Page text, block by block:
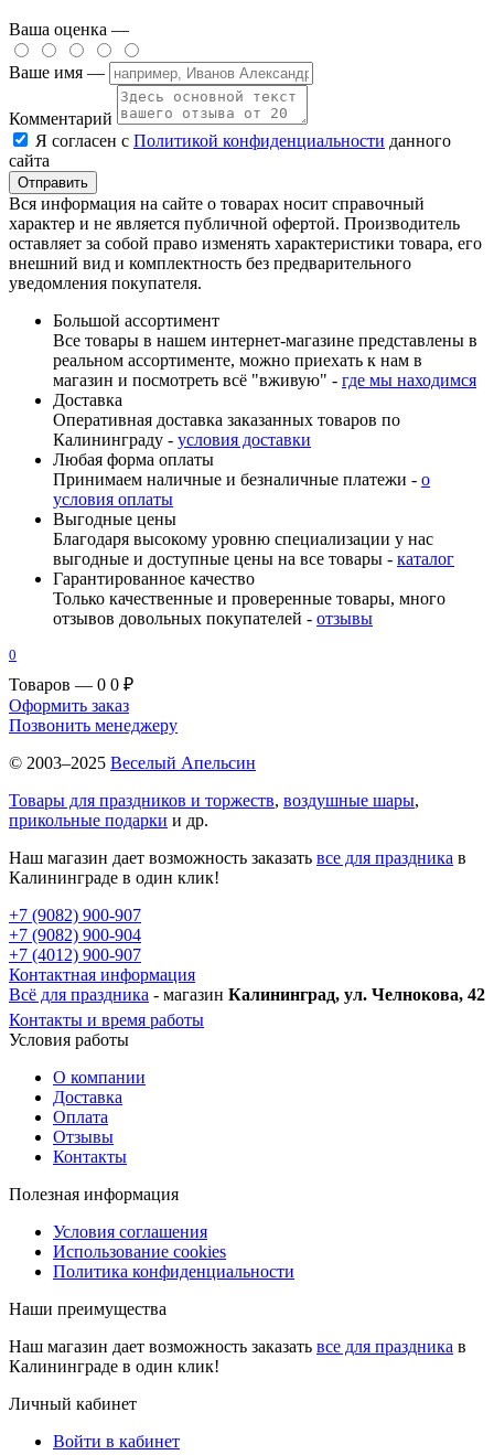
Ваша оценка —
Ваше имя —
Комментарий
Я согласен с Политикой конфиденциальности данного
сайта
Вся информация на сайте о товарах носит справочный
характер и не является публичной офертой. Производитель
оставляет за собой право изменять характеристики товара, его
внешний вид и комплектность без предварительного
уведомления покупателя.
Большой ассортимент
Все товары в нашем интернет-магазине представлены в
реальном ассортименте, можно приехать к нам в
магазин и посмотреть всё "вживую" - где мы находимся
Доставка
Оперативная доставка заказанных товаров по
Калининграду - условия доставки
Любая форма оплаты
Принимаем наличные и безналичные платежи - о
условия оплаты
Выгодные цены
Благодаря высокому уровню специализации у нас
выгодные и доступные цены на все товары - каталог
Гарантированное качество
Только качественные и проверенные товары, много
отзывов довольных покупателей - отзывы
0
Товаров — 0 0 ₽
Оформить заказ
Позвонить менеджеру
© 2003–2025 Веселый Апельсин
Товары для праздников и торжеств, воздушные шары,
прикольные подарки и др.
Наш магазин дает возможность заказать все для праздника в
Калининграде в один клик!
+7 (9082) 900-907
+7 (9082) 900-904
+7 (4012) 900-907
Контактная информация
Всё для праздника - магазин Калининград, ул. Челнокова, 42
Контакты и время работы
Условия работы
О компании
Доставка
Оплата
Отзывы
Контакты
Полезная информация
Условия соглашения
Использование cookies
Политика конфиденциальности
Наши преимущества
Наш магазин дает возможность заказать все для праздника в
Калининграде в один клик!
Личный кабинет
Войти в кабинет